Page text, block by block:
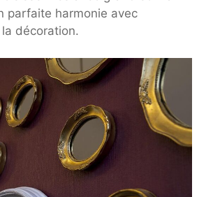
parfaite harmonie avec
la décoration.